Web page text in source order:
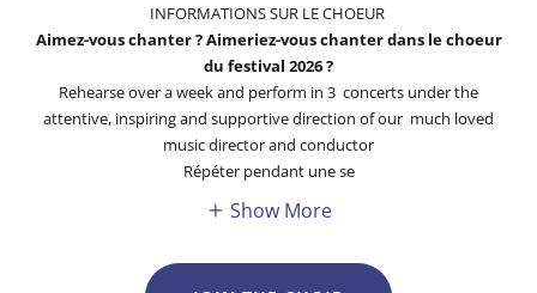
INFORMATIONS SUR LE CHOEUR
Aimez-vous chanter ? Aimeriez-vous chanter dans le choeur
du festival 2026 ?
Rehearse over a week and perform in 3 concerts under the
attentive, inspiring and supportive direction of our much loved
music director and conductor
Répéter pendant une se
Show More